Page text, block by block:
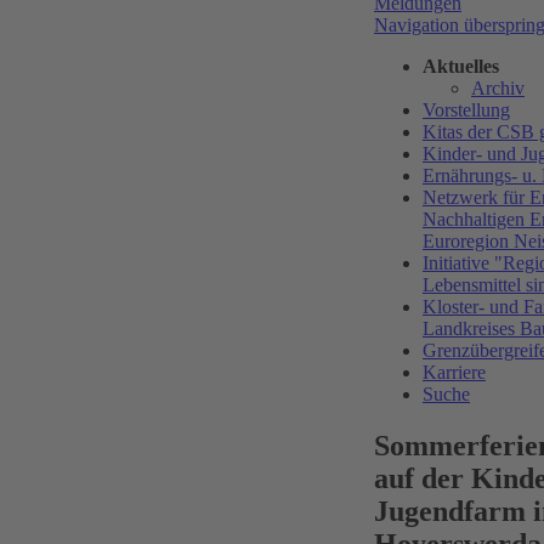
Navigation
Aktuelles
Archiv
Vorstellung
Kitas der CSB
Kinder- und
Ernährungs- u.
Netzwerk für
Nachhaltigen
Euroregion
Initiative
Lebensmittel
Kloster- und
Landkreises
Karriere
Suche
auf der
Jugendfarm